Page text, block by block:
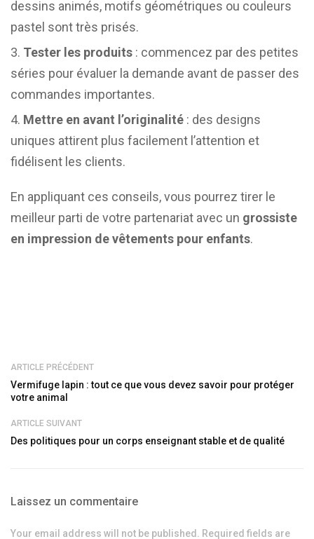
dessins animés, motifs géométriques ou couleurs
pastel sont très prisés.
Tester les produits : commencez par des petites
séries pour évaluer la demande avant de passer des
commandes importantes.
Mettre en avant l’originalité : des designs
uniques attirent plus facilement l’attention et
fidélisent les clients.
En appliquant ces conseils, vous pourrez tirer le
meilleur parti de votre partenariat avec un grossiste
en impression de vêtements pour enfants.
ARTICLE PRÉCÉDENT
Vermifuge lapin : tout ce que vous devez savoir pour protéger
votre animal
ARTICLE SUIVANT
Des politiques pour un corps enseignant stable et de qualité
Laissez un commentaire
Your email address will not be published. Required fields are